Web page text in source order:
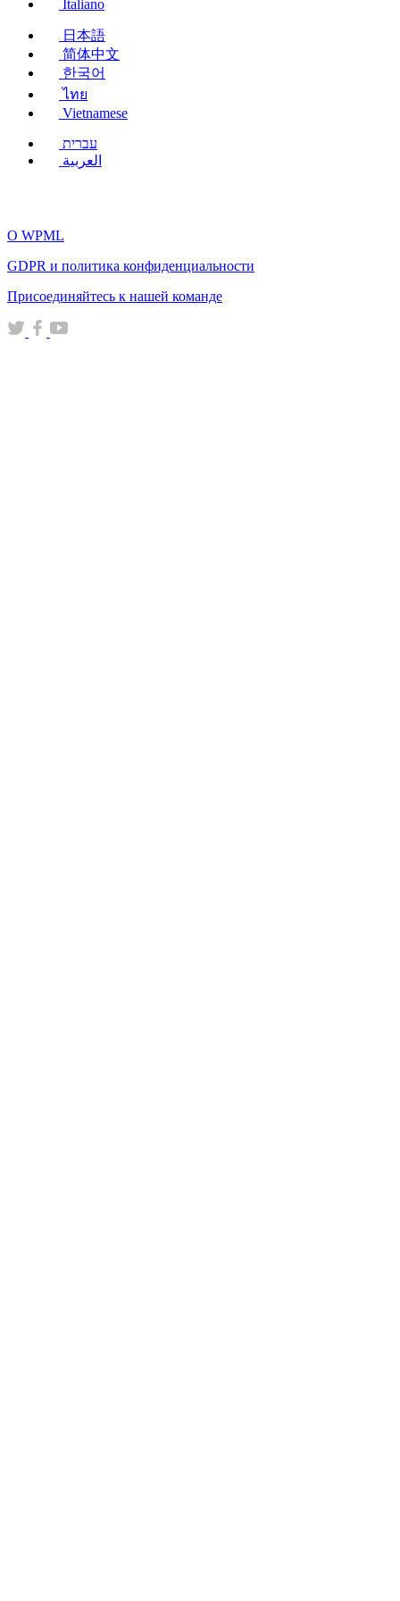
Italiano
日本語
简体中文
한국어
ไทย
Vietnamese
עברית
العربية
О WPML
GDPR и политика конфиденциальности
Присоединяйтесь к нашей команде(открывается
(открывается
в
(открывается
в
(открывается